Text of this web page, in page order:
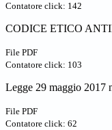
Contatore click: 142
CODICE ETICO
File PDF
Contatore click: 103
Legge 29 maggio 2017
File PDF
Contatore click: 62